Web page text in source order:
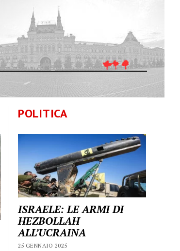
POLITICA
ISRAELE: LE ARMI DI
HEZBOLLAH
ALL’UCRAINA
25 GENNAIO 2025